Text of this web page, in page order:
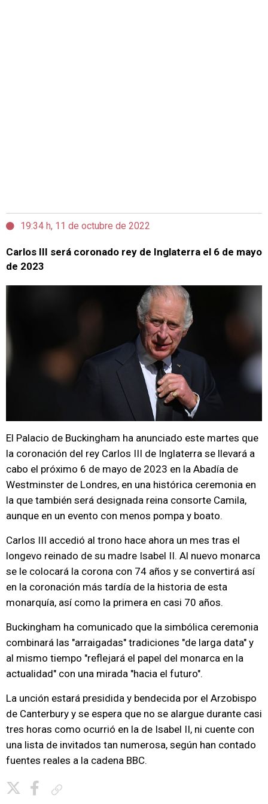
19:34 h, 11 de octubre de 2022
Carlos III será coronado rey de Inglaterra el 6 de mayo
de 2023
El Palacio de Buckingham ha anunciado este martes que
la coronación del rey Carlos III de Inglaterra se llevará a
cabo el próximo 6 de mayo de 2023 en la Abadía de
Westminster de Londres, en una histórica ceremonia en
la que también será designada reina consorte Camila,
aunque en un evento con menos pompa y boato.
Carlos III accedió al trono hace ahora un mes tras el
longevo reinado de su madre Isabel II. Al nuevo monarca
se le colocará la corona con 74 años y se convertirá así
en la coronación más tardía de la historia de esta
monarquía, así como la primera en casi 70 años.
Buckingham ha comunicado que la simbólica ceremonia
combinará las "arraigadas" tradiciones "de larga data" y
al mismo tiempo "reflejará el papel del monarca en la
actualidad" con una mirada "hacia el futuro".
La unción estará presidida y bendecida por el Arzobispo
de Canterbury y se espera que no se alargue durante casi
tres horas como ocurrió en la de Isabel II, ni cuente con
una lista de invitados tan numerosa, según han contado
fuentes reales a la cadena BBC.